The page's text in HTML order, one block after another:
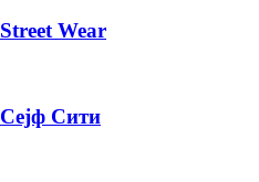
Street Wear
Сејф Сити